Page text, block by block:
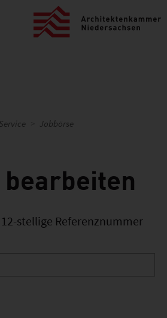
Jobbörse
stellige Referenznummer